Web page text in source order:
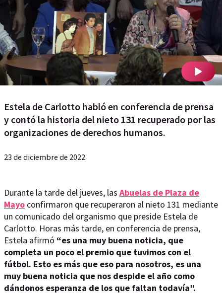
Estela de Carlotto habló en conferencia de prensa
y contó la historia del nieto 131 recuperado por las
organizaciones de derechos humanos.
23 de diciembre de 2022
Durante la tarde del jueves, las Abuelas de Plaza de
Mayo confirmaron que recuperaron al nieto 131 mediante
un comunicado del organismo que preside Estela de
Carlotto. Horas más tarde, en conferencia de prensa,
Estela afirmó “es una muy buena noticia, que
completa un poco el premio que tuvimos con el
fútbol. Esto es más que eso para nosotros, es una
muy buena noticia que nos despide el año como
dándonos esperanza de los que faltan todavía”.